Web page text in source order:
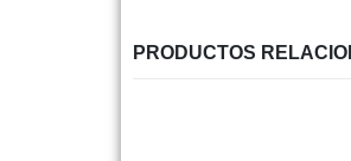
PRODUCTOS